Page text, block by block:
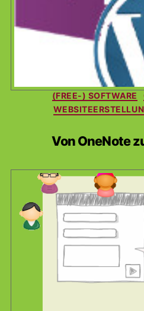
(FREE-) SOFTWARE
Von OneNote